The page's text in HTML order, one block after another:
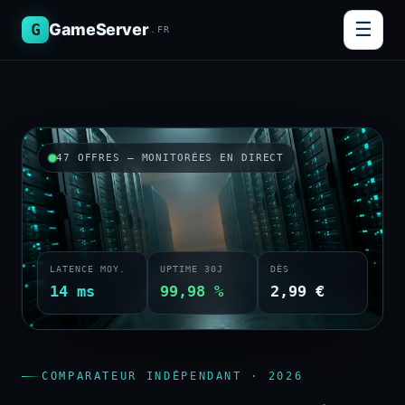
G GameServer .FR ☰
COMPARATEUR INDÉPENDANT · 2026
47 OFFRES — MONITORÉES EN DIRECT
LATENCE MOY.
14 ms
UPTIME 30J
99,98 %
DÈS
2,99 €